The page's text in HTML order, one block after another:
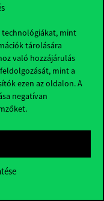
technológiákat, mint
tárolására
való hozzájárulás
mint a
ezen az oldalon. A
negatívan